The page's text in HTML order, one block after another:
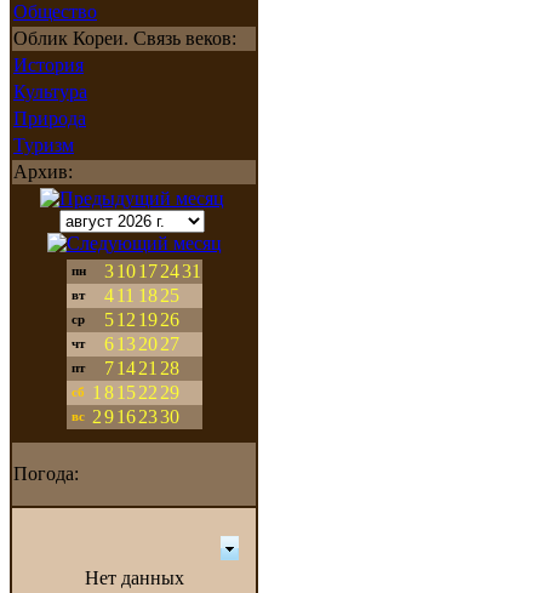
Общество
Облик Кореи. Связь веков:
История
Культура
Природа
Туризм
Архив:
пн 3 10 17 2431
вт 4 11 18 25
ср 5 12 19 26
чт 6 13 20 27
пт 7 14 21 28
сб 1 8 15 22 29
вс 29 16 2330
Погода:
Нет данных